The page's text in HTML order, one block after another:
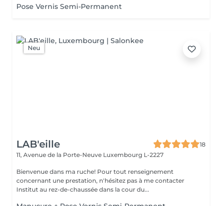
Pose Vernis Semi-Permanent
Neu
LAB'eille
18
11, Avenue de la Porte-Neuve Luxembourg L-2227
Bienvenue dans ma ruche! Pour tout renseignement
concernant une prestation, n'hésitez pas à me contacter
Institut au rez-de-chaussée dans la cour du...